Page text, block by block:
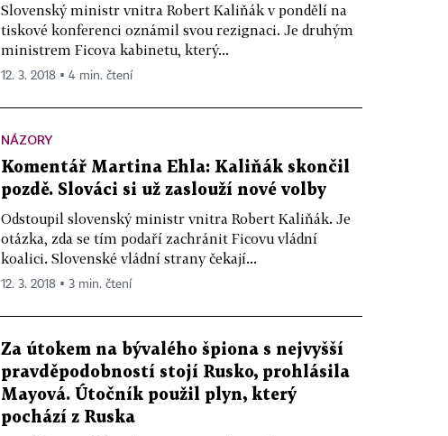
Slovenský ministr vnitra Robert Kaliňák v pondělí na
tiskové konferenci oznámil svou rezignaci. Je druhým
ministrem Ficova kabinetu, který...
12. 3. 2018 ▪ 4 min. čtení
NÁZORY
Komentář Martina Ehla: Kaliňák skončil
pozdě. Slováci si už zaslouží nové volby
Odstoupil slovenský ministr vnitra Robert Kaliňák. Je
otázka, zda se tím podaří zachránit Ficovu vládní
koalici. Slovenské vládní strany čekají...
12. 3. 2018 ▪ 3 min. čtení
Za útokem na bývalého špiona s nejvyšší
pravděpodobností stojí Rusko, prohlásila
Mayová. Útočník použil plyn, který
pochází z Ruska